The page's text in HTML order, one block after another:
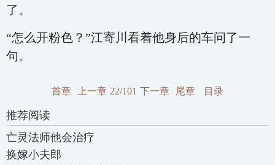
了。
“怎么开粉色？”江寄川看着他身后的车问了一
句。
首章 上一章 22/101 下一章 尾章 目录
推荐阅读
亡灵法师他会治疗
换嫁小夫郎